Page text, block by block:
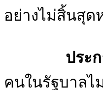
อย่างไม่สิ้นสุด
ประการสุ
คนในรัฐบาล